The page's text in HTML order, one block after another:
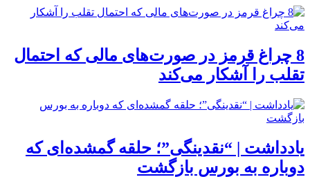
8 چراغ قرمز در صورت‌های مالی که احتمال
تقلب را آشکار می‌کند
یادداشت | “نقدینگی”؛ حلقه گمشده‌ای که
دوباره به بورس بازگشت